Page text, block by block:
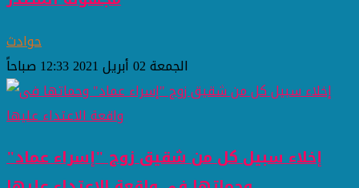
حوادث
الجمعة 02 أبريل 2021 12:33 صباحاً
إخلاء سبيل كل من شقيق زوج "إسراء عماد"